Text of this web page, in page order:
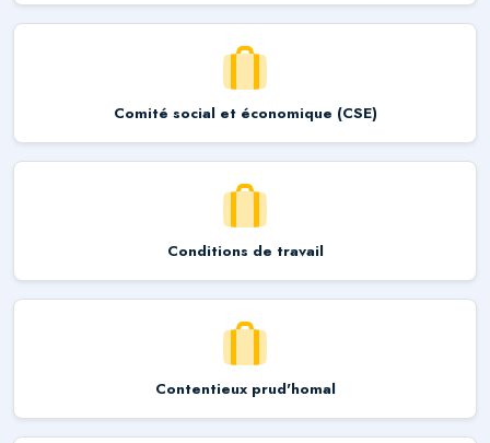
Comité social et économique (CSE)
Conditions de travail
Contentieux prud'homal